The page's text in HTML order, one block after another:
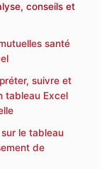
conseils et
santé
suivre et
tableau Excel
le tableau
de